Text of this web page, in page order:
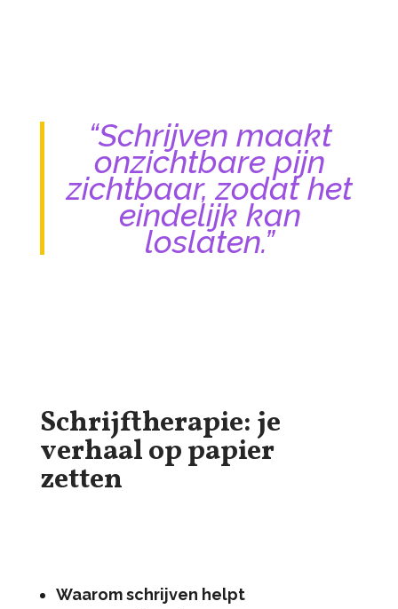
“Schrijven maakt
onzichtbare pijn
zichtbaar, zodat het
eindelijk kan
loslaten.”
Schrijftherapie: je
verhaal op papier
zetten
Waarom schrijven helpt